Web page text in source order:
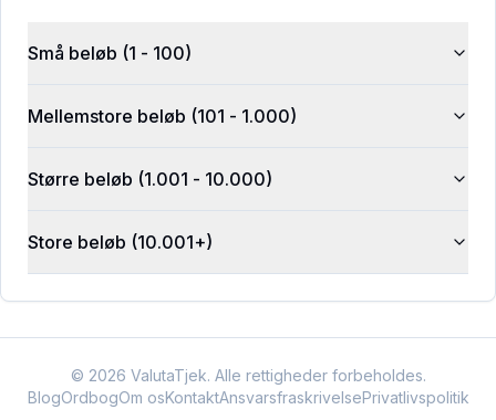
Små beløb (1 - 100)
Mellemstore beløb (101 - 1.000)
Større beløb (1.001 - 10.000)
Store beløb (10.001+)
© 2026 ValutaTjek. Alle rettigheder forbeholdes.
BlogOrdbogOm osKontaktAnsvarsfraskrivelsePrivatlivspolitik